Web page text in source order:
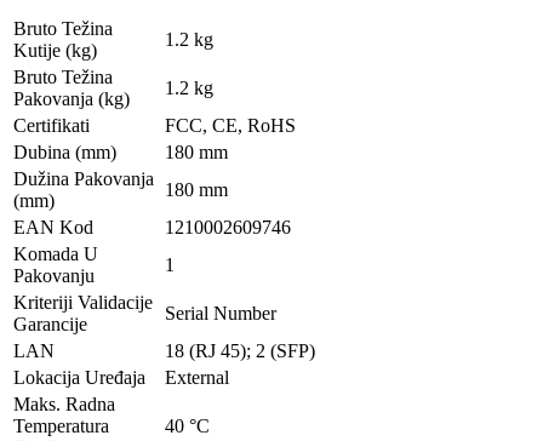
Bruto Težina
Kutije (kg)
1.2 kg
Bruto Težina
Pakovanja (kg)
1.2 kg
Certifikati
FCC, CE, RoHS
Dubina (mm)
180 mm
Dužina Pakovanja
(mm)
180 mm
EAN Kod
1210002609746
Komada U
Pakovanju
1
Kriteriji Validacije
Garancije
Serial Number
LAN
18 (RJ 45); 2 (SFP)
Lokacija Uređaja
External
Maks. Radna
Temperatura
40 °C